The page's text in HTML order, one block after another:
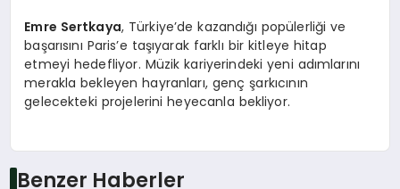
Emre Sertkaya, Türkiye’de kazandığı popülerliği ve
başarısını Paris’e taşıyarak farklı bir kitleye hitap
etmeyi hedefliyor. Müzik kariyerindeki yeni adımlarını
merakla bekleyen hayranları, genç şarkıcının
gelecekteki projelerini heyecanla bekliyor.
Benzer Haberler